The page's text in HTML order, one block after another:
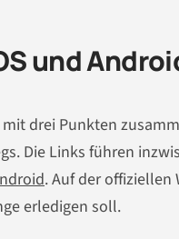
und
drei Punkten
Die Links führen
. Auf der offiziellen
erledigen soll.